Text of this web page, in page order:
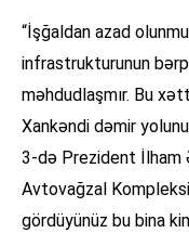
“İşğaldan azad
infrastrukturunun
məhdudlaşmır. Bu
Xankəndi dəmir
3-də Prezident İlham
Avtovağzal
gördüyünüz bu bina